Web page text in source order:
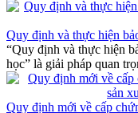
Quy định và thực hiện
“Quy định và thực hiện
học” là giải pháp quan
Quy định mới về cấp